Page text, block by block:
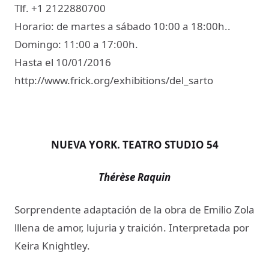
Tlf. +1 2122880700
Horario: de martes a sábado 10:00 a 18:00h..
Domingo: 11:00 a 17:00h.
Hasta el 10/01/2016
http://www.frick.org/exhibitions/del_sarto​
NUEVA YORK. TEATRO STUDIO 54
Thérèse Raquin​
Sorprendente adaptación de la obra de Emilio Zola
lllena de amor, lujuria y traición. Interpretada por
Keira Knightley.